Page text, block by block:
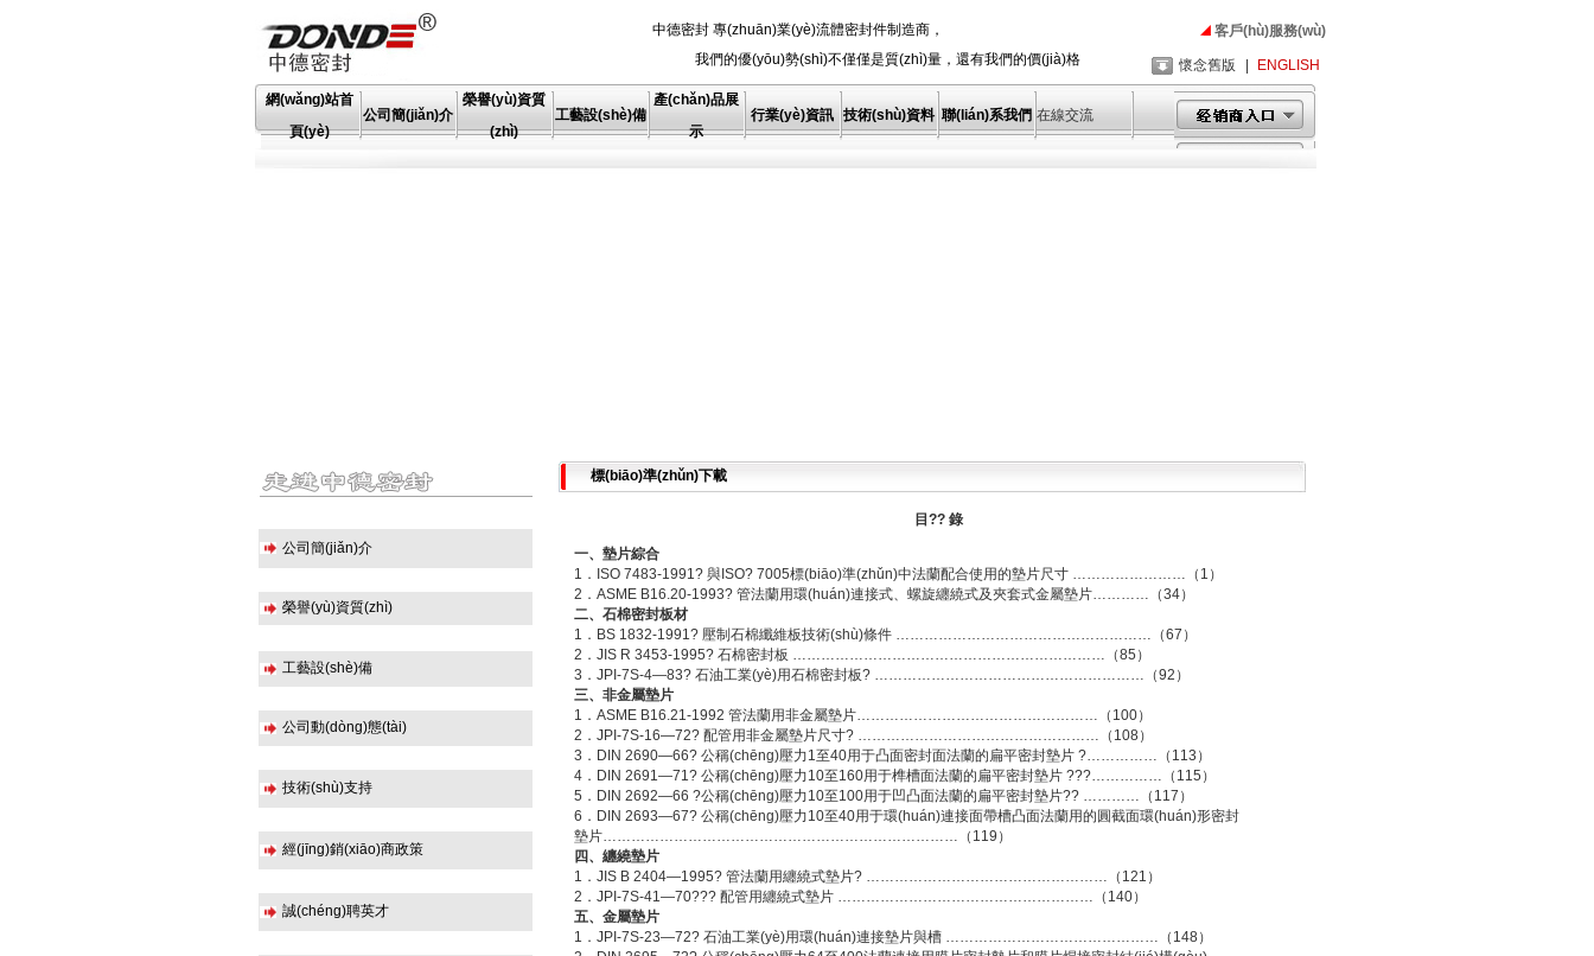
中德密封 專(zhuān)業(yè)流體密封件制造商，
我們的優(yōu)勢(shì)不僅僅是質(zhì)量，還有我們的價(jià)格
客戶(hù)服務(wù)
懷念舊版 ENGLISH
網(wǎng)站首
頁(yè)
公司簡(jiǎn)介
榮譽(yù)資質
(zhì)
工藝設(shè)備
產(chǎn)品展
示
行業(yè)資訊 技術(shù)資料 聯(lián)系我們 在線交流
公司簡(jiǎn)介
榮譽(yù)資質(zhì)
工藝設(shè)備
公司動(dòng)態(tài)
技術(shù)支持
經(jīng)銷(xiāo)商政策
誠(chéng)聘英才
標(biāo)準(zhǔn)下載
目 ?? 錄
一、墊片綜合
1．ISO 7483-1991? 與ISO? 7005標(biāo)準(zhǔn)中法蘭配合使用的墊片尺寸 ……………………（1）
2． ASME B16.20-1993? 管法蘭用環(huán)連接式、螺旋纏繞式及夾套式金屬墊片…………（34）
二、石棉密封板材
1．BS 1832-1991? 壓制石棉纖維板技術(shù)條件 ………………………………………………（67）
2．JIS R 3453-1995? 石棉密封板 …………………………………………………………（85）
3．JPI-7S-4—83? 石油工業(yè)用石棉密封板? …………………………………………………（92）
三、非金屬墊片
1．ASME B16.21-1992 管法蘭用非金屬墊片……………………………………………（100）
2．JPI-7S-16—72? 配管用非金屬墊片尺寸? ……………………………………………（108）
3．DIN 2690—66? 公稱(chēng)壓力1至40用于凸面密封面法蘭的扁平密封墊片 ?……………（113）
4．DIN 2691—71? 公稱(chēng)壓力10至160用于榫槽面法蘭的扁平密封墊片 ???……………（115）
5．DIN 2692—66 ?公稱(chēng)壓力10至100用于凹凸面法蘭的扁平密封墊片?? …………（117）
6．DIN 2693—67? 公稱(chēng)壓力10至40用于環(huán)連接面帶槽凸面法蘭用的圓截面環(huán)形密封
墊片…………………………………………………………………（119）
四、纏繞墊片
1．JIS B 2404—1995? 管法蘭用纏繞式墊片? ……………………………………………（121）
2．JPI-7S-41—70??? 配管用纏繞式墊片 ………………………………………………（140）
五、金屬墊片
1．JPI-7S-23—72? 石油工業(yè)用環(huán)連接墊片與槽 ………………………………………（148）